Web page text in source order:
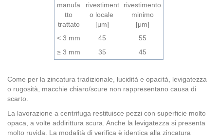
manufa
tto
trattato
rivestiment
o locale
[μm]
rivestimento
minimo
[μm]
< 3 mm
45
55
≥ 3 mm
35 45
Come per la zincatura tradizionale, lucidità e opacità, levigatezza
o rugosità, macchie chiaro/scure non rappresentano causa di
scarto.
La lavorazione a centrifuga restituisce pezzi con superficie molto
opaca, a volte addirittura scura. Anche la levigatezza si presenta
molto ruvida. La modalità di verifica è identica alla zincatura